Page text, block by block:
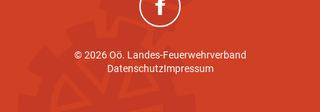
(neues Fenster)
© 2026 Oö. Landes-Feuerwehrverband
DatenschutzImpressum